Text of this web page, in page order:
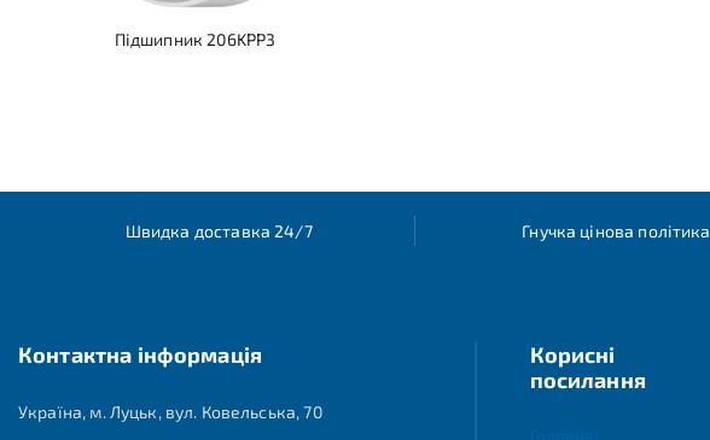
Підшипник 206KPP3
Швидка доставка 24/7 Гнучка цінова політика
Контактна інформація
Україна, м. Луцьк, вул. Ковельська, 70
Корисні
посилання